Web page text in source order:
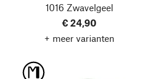
1016 Zwavelgeel
€ 24,90
+ meer varianten